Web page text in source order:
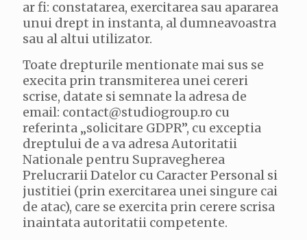
ar fi: constatarea, exercitarea sau apararea
unui drept in instanta, al dumneavoastra
sau al altui utilizator.
Toate drepturile mentionate mai sus se
execita prin transmiterea unei cereri
scrise, datate si semnate la adresa de
email: contact@studiogroup.ro cu
referinta „solicitare GDPR”, cu exceptia
dreptului de a va adresa Autoritatii
Nationale pentru Supravegherea
Prelucrarii Datelor cu Caracter Personal si
justitiei (prin exercitarea unei singure cai
de atac), care se exercita prin cerere scrisa
inaintata autoritatii competente.